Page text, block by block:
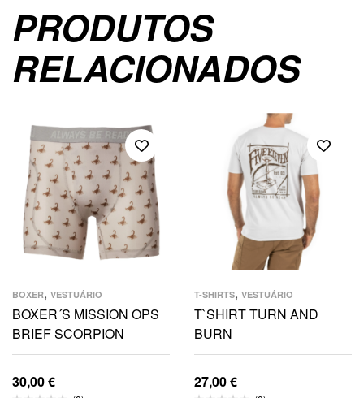
PRODUTOS
RELACIONADOS
BOXER, VESTUÁRIO
BOXER´S MISSION OPS
BRIEF SCORPION
30,00€
T-SHIRTS, VESTUÁRIO
T`SHIRT TURN AND
BURN
27,00€